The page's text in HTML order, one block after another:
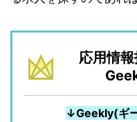
応用情
↓Geekly(ギ